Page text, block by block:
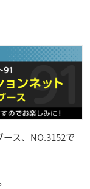
ス、NO.3152で